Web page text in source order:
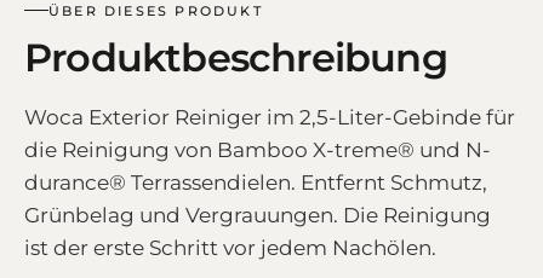
ÜBER DIESES PRODUKT
Produktbeschreibung
Woca Exterior Reiniger im 2,5-Liter-Gebinde für
die Reinigung von Bamboo X-treme® und N-
durance® Terrassendielen. Entfernt Schmutz,
Grünbelag und Vergrauungen. Die Reinigung
ist der erste Schritt vor jedem Nachölen.